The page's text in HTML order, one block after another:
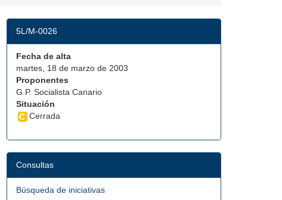
5L/M-0026
Fecha de alta
martes, 18 de marzo de 2003
Proponentes
G.P. Socialista Canario
Situación
Cerrada
Consultas
Búsqueda de iniciativas